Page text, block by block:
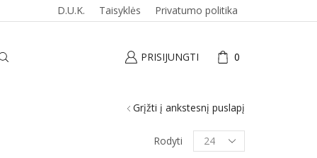
D.U.K. Taisyklės Privatumo politika
PRISIJUNGTI 0
Grįžti į ankstesnį puslapį
Rodyti
Produktai
puslapyje